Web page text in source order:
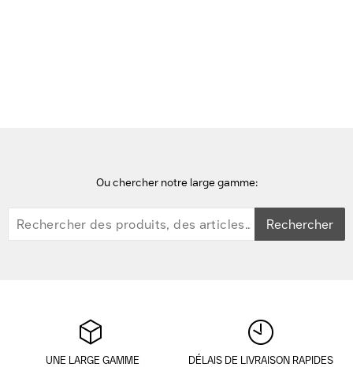
Ou chercher notre large gamme:
Rechercher
UNE LARGE GAMME DÉLAIS DE LIVRAISON RAPIDES